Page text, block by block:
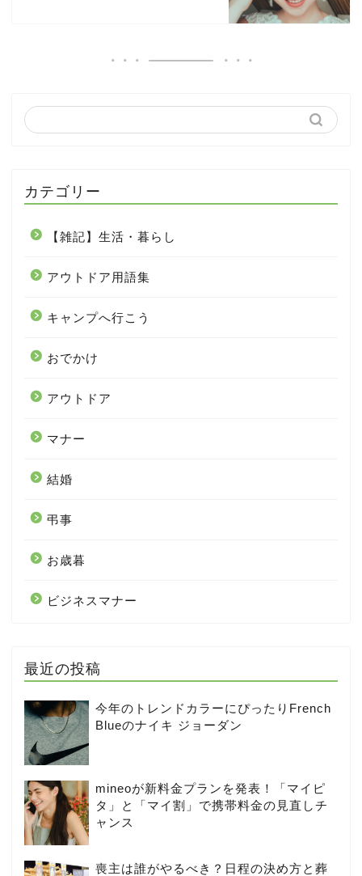
カテゴリー
【雑記】生活・暮らし
アウトドア用語集
キャンプへ行こう
おでかけ
アウトドア
マナー
結婚
弔事
お歳暮
ビジネスマナー
最近の投稿
今年のトレンドカラーにぴったりFrench
Blueのナイキ ジョーダン
mineoが新料金プランを発表！「マイピ
タ」と「マイ割」で携帯料金の見直しチ
ャンス
喪主は誰がやるべき？日程の決め方と葬